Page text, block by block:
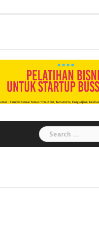
Search
for: